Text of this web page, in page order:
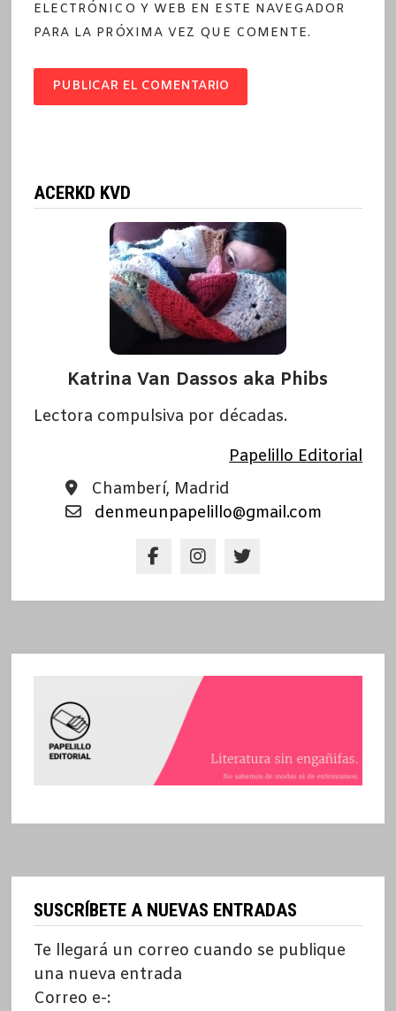
ELECTRÓNICO Y WEB EN ESTE NAVEGADOR
PARA LA PRÓXIMA VEZ QUE COMENTE.
ACERKD KVD
Katrina Van Dassos aka Phibs
Lectora compulsiva por décadas.
Papelillo Editorial
Chamberí, Madrid
denmeunpapelillo@gmail.com
SUSCRÍBETE A NUEVAS ENTRADAS
Te llegará un correo cuando se publique
una nueva entrada
Correo e-: